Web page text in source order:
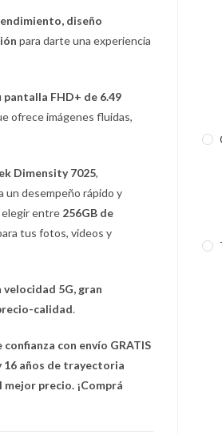
diseño
para darte una experiencia
pantalla FHD+ de 6.49
ofrece imágenes fluidas,
Dimensity 7025,
un desempeño rápido y
elegir entre 256GB de
tus fotos, videos y
velocidad 5G, gran
calidad.
con envío GRATIS
16 años de trayectoria
precio. ¡Comprá